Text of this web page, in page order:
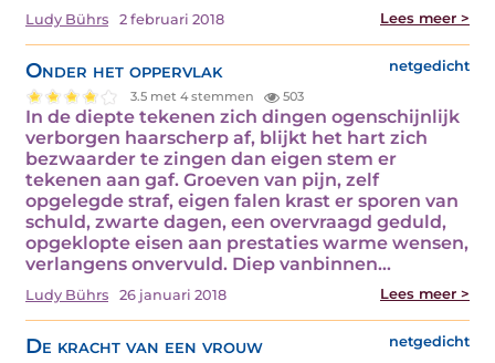
Ludy Bührs 2 februari 2018 Lees meer >
Onder het oppervlak netgedicht
3.5 met 4 stemmen 503
In de diepte tekenen zich dingen ogenschijnlijk
verborgen haarscherp af, blijkt het hart zich
bezwaarder te zingen dan eigen stem er
tekenen aan gaf. Groeven van pijn, zelf
opgelegde straf, eigen falen krast er sporen van
schuld, zwarte dagen, een overvraagd geduld,
opgeklopte eisen aan prestaties warme wensen,
verlangens onvervuld. Diep vanbinnen…
Ludy Bührs 26 januari 2018 Lees meer >
De kracht van een vrouw netgedicht